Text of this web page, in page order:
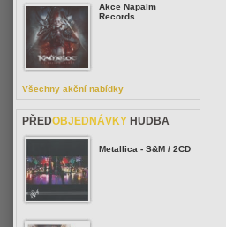
Akce Napalm
Records
Všechny akční nabídky
PŘEDOBJEDNÁVKY HUDBA
Metallica - S&M / 2CD